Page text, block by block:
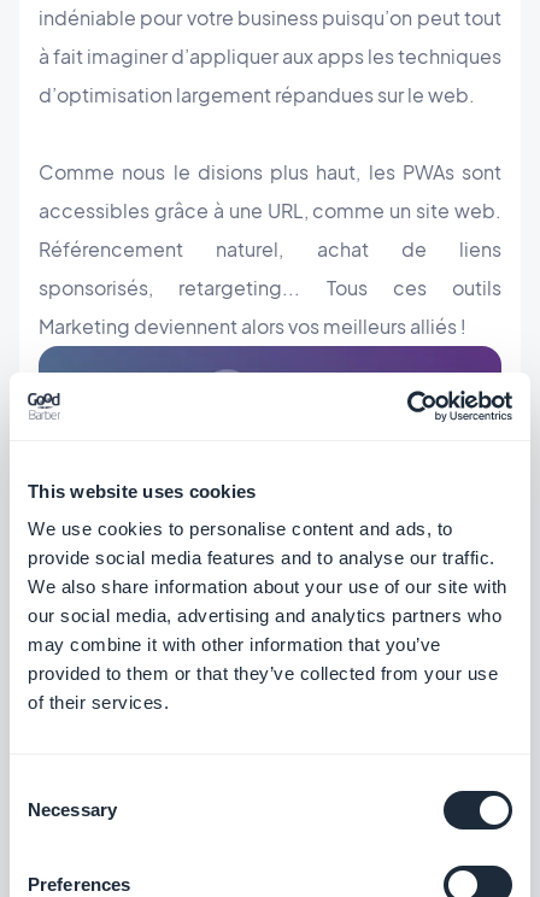
This website uses cookies
We use cookies to personalise content and ads, to
provide social media features and to analyse our traffic.
We also share information about your use of our site with
our social media, advertising and analytics partners who
may combine it with other information that you’ve
provided to them or that they’ve collected from your use
of their services.
Selection
Necessary
Preferences
indéniable pour votre business puisqu’on peut tout
à fait imaginer d’appliquer aux apps les techniques
d’optimisation largement répandues sur le web.
Comme nous le disions plus haut, les PWAs sont
accessibles grâce à une URL, comme un site web.
Référencement naturel, achat de liens
sponsorisés, retargeting... Tous ces outils
Marketing deviennent alors vos meilleurs alliés !
facilement glisser n'importe où, et surtout dans